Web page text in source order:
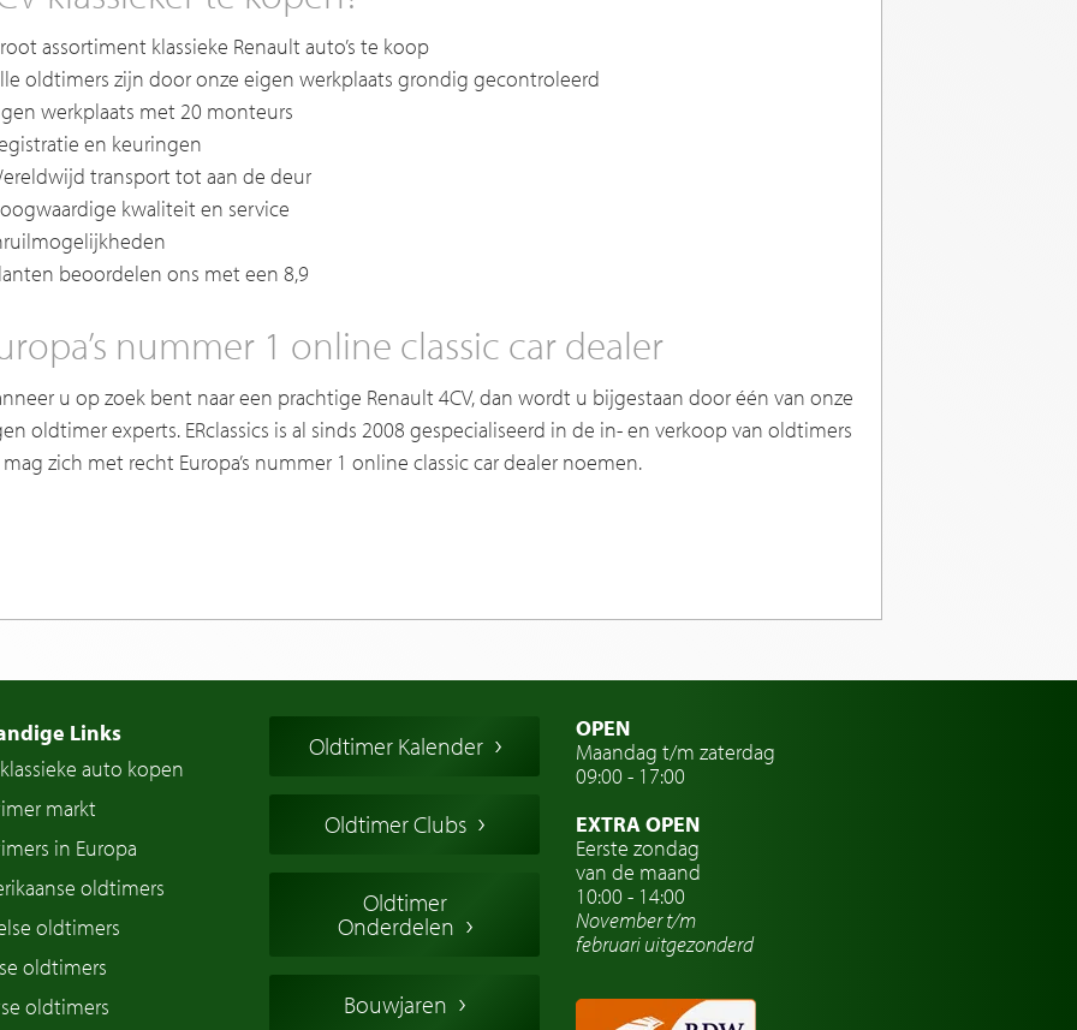
assortiment klassieke Renault auto’s te koop
oldtimers zijn door onze eigen werkplaats grondig gecontroleerd
werkplaats met 20 monteurs
en keuringen
transport tot aan de deur
kwaliteit en service
beoordelen ons met een 8,9
nummer 1 online classic car dealer
u op zoek bent naar een prachtige Renault 4CV, dan wordt u bijgestaan door één van onze
oldtimer experts. ERclassics is al sinds 2008 gespecialiseerd in de in- en verkoop van oldtimers
zich met recht Europa’s nummer 1 online classic car dealer noemen.
Links
auto kopen
markt
in Europa
oldtimers
oldtimers
oldtimers
oldtimers
Oldtimer Kalender
Oldtimer Clubs
Oldtimer
Onderdelen
Bouwjaren
OPEN
Maandag t/m zaterdag
09:00 - 17:00
EXTRA OPEN
Eerste zondag
van de maand
10:00 - 14:00
November t/m
februariuitgezonderd